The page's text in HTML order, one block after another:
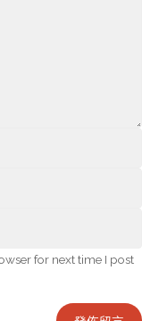
for next time I post